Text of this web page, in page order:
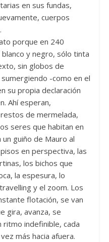
en sus fundas,
cuerpos
porque en 240
y negro, sólo tinta
sin globos de
-como en el
su propia declaración
Ahí esperan,
de mermelada,
seres que habitan en
un guiño de Mauro al
en perspectiva, las
los bichos que
la espesura, lo
y el zoom. Los
flotación, se van
gira, avanza, se
ritmo indefinible, cada
más hacia afuera.